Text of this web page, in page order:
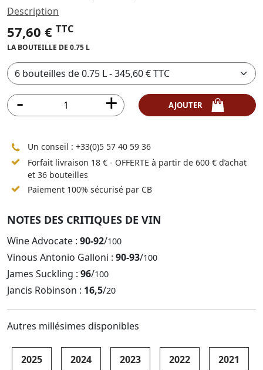
Description
57,60 € TTC
LA BOUTEILLE DE 0.75 L
Un conseil : +33(0)5 57 40 59 36
Forfait livraison 18 € - OFFERTE à partir de 600 € d’achat
et 36 bouteilles
Paiement 100% sécurisé par CB
NOTES DES CRITIQUES DE VIN
Wine Advocate : 90-92/100
Vinous Antonio Galloni : 90-93/100
James Suckling : 96/100
Jancis Robinson : 16,5/20
Autres millésimes disponibles
2025 2024 2023 2022 2021